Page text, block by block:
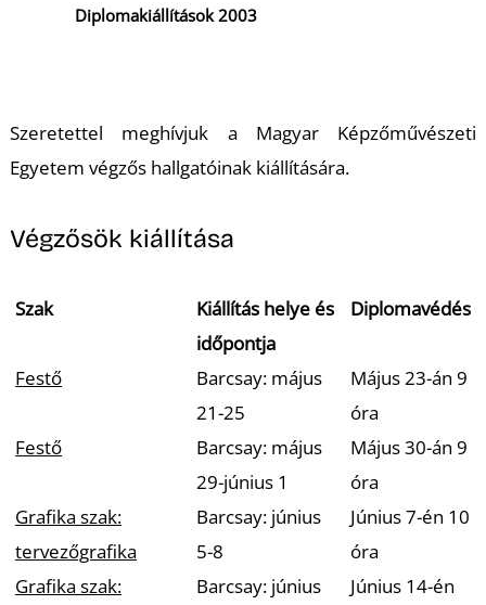
Diplomakiállítások 2003
Szeretettel meghívjuk a Magyar Képzőművészeti
Egyetem végzős hallgatóinak kiállítására.
Végzősök kiállítása
Szak
Kiállítás helye és
időpontja
Diplomavédés
Festő
Barcsay: május
21-25
Május 23-án 9
óra
Festő
Barcsay: május
29-június 1
Május 30-án 9
óra
Grafika szak:
tervezőgrafika
Barcsay: június
5-8
Június 7-én 10
óra
Grafika szak:
Barcsay: június
Június 14-én